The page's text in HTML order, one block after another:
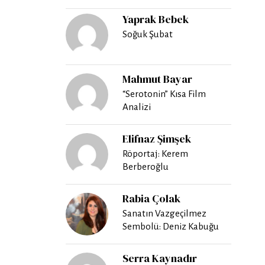
Yaprak Bebek
Soğuk Şubat
Mahmut Bayar
“Serotonin” Kısa Film
Analizi
Elifnaz Şimşek
Röportaj: Kerem
Berberoğlu
Rabia Çolak
Sanatın Vazgeçilmez
Sembolü: Deniz Kabuğu
Serra Kaynadır